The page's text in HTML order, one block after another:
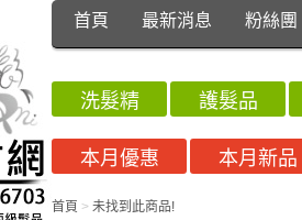
首頁 最新消息 粉絲團
洗髮精
護髮品
本月優惠
本月新品
首頁 > 未找到此商品!